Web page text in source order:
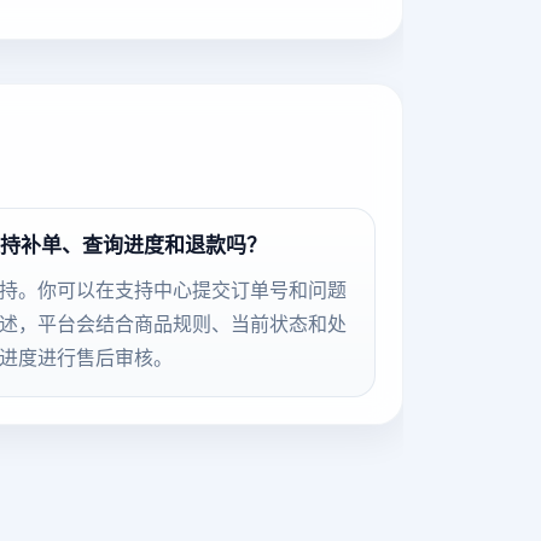
补单、查询进度和退款吗？
。你可以在支持中心提交订单号和问题
，平台会结合商品规则、当前状态和处
度进行售后审核。